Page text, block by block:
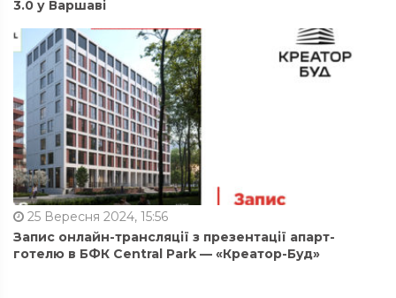
3.0 у Варшаві
25 Вересня 2024, 15:56
Запис онлайн-трансляції з презентації апарт-
готелю в БФК Central Park — «Креатор-Буд»